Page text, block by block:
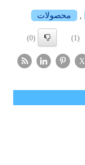
, محصولات
(1)
(0)
X